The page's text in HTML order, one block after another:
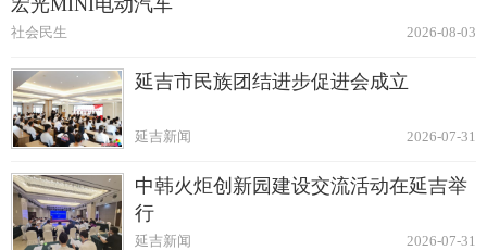
宏光MINI电动汽车
2026-08-03
社会民生
延吉市民族团结进步促进会成立
2026-07-31
延吉新闻
中韩火炬创新园建设交流活动在延吉举
行
2026-07-31
延吉新闻